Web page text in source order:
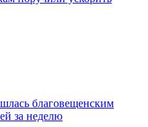
благовещенским
за неделю